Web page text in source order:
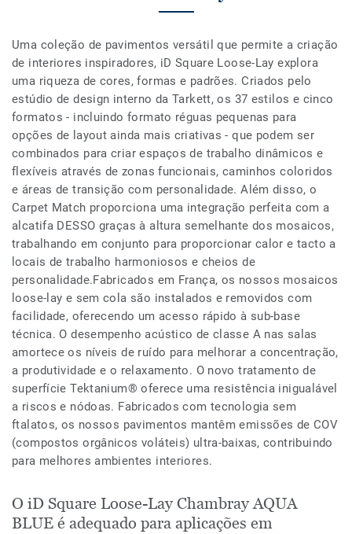
Uma coleção de pavimentos versátil que permite a criação
de interiores inspiradores, iD Square Loose-Lay explora
uma riqueza de cores, formas e padrões. Criados pelo
estúdio de design interno da Tarkett, os 37 estilos e cinco
formatos - incluindo formato réguas pequenas para
opções de layout ainda mais criativas - que podem ser
combinados para criar espaços de trabalho dinâmicos e
flexíveis através de zonas funcionais, caminhos coloridos
e áreas de transição com personalidade. Além disso, o
Carpet Match proporciona uma integração perfeita com a
alcatifa DESSO graças à altura semelhante dos mosaicos,
trabalhando em conjunto para proporcionar calor e tacto a
locais de trabalho harmoniosos e cheios de
personalidade.Fabricados em França, os nossos mosaicos
loose-lay e sem cola são instalados e removidos com
facilidade, oferecendo um acesso rápido à sub-base
técnica. O desempenho acústico de classe A nas salas
amortece os níveis de ruído para melhorar a concentração,
a produtividade e o relaxamento. O novo tratamento de
superfície Tektanium® oferece uma resistência inigualável
a riscos e nódoas. Fabricados com tecnologia sem
ftalatos, os nossos pavimentos mantêm emissões de COV
(compostos orgânicos voláteis) ultra-baixas, contribuindo
para melhores ambientes interiores.
O iD Square Loose-Lay Chambray AQUA
BLUE é adequado para aplicações em